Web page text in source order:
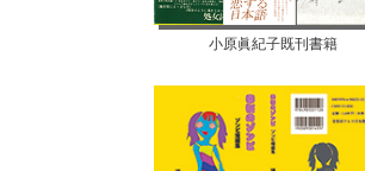
小原眞紀子既刊書籍